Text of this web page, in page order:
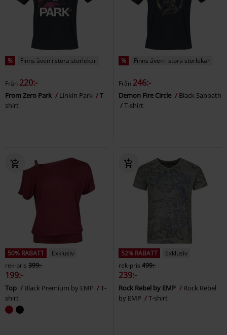
% Finns även i stora storlekar
Från 220:-
From Zero Park Linkin Park
T-
shirt
% Finns även i stora storlekar
Från 246:-
Demon Fire Circle
Black Sabbath
T-shirt
50% RABATT
Exklusiv
rek-pris 399:-
199:-
Top Black Premium by EMP
T-
shirt
52% RABATT
Exklusiv
rek-pris 499:-
239:-
Rock Rebel by EMP
Rock Rebel
by EMP
T-shirt